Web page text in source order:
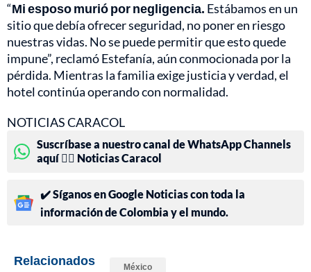
“Mi esposo murió por negligencia. Estábamos en un
sitio que debía ofrecer seguridad, no poner en riesgo
nuestras vidas. No se puede permitir que esto quede
impune”, reclamó Estefanía, aún conmocionada por la
pérdida. Mientras la familia exige justicia y verdad, el
hotel continúa operando con normalidad.
NOTICIAS CARACOL
Suscríbase a nuestro canal de WhatsApp Channels
aquí 👉🏻 Noticias Caracol
✔️ Síganos en Google Noticias con toda la
información de Colombia y el mundo.
Relacionados México